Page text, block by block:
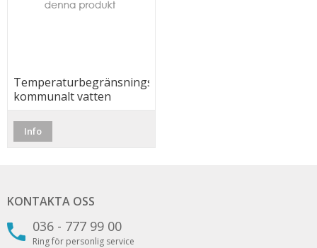
Temperaturbegränsningsventil
kommunalt vatten
Info
KONTAKTA OSS
036 - 777 99 00
Ring för personlig service